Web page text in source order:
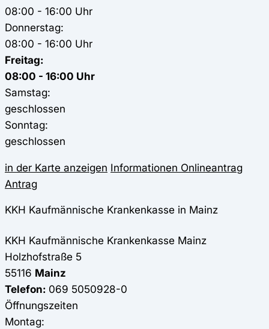
08:00 - 16:00 Uhr
Donnerstag:
08:00 - 16:00 Uhr
Freitag:
08:00 - 16:00 Uhr
Samstag:
geschlossen
Sonntag:
geschlossen
in der Karte anzeigen Informationen Onlineantrag
Antrag
KKH Kaufmännische Krankenkasse in Mainz
KKH Kaufmännische Krankenkasse Mainz
Holzhofstraße 5
55116 Mainz
Telefon: 069 5050928-0
Öffnungszeiten
Montag: